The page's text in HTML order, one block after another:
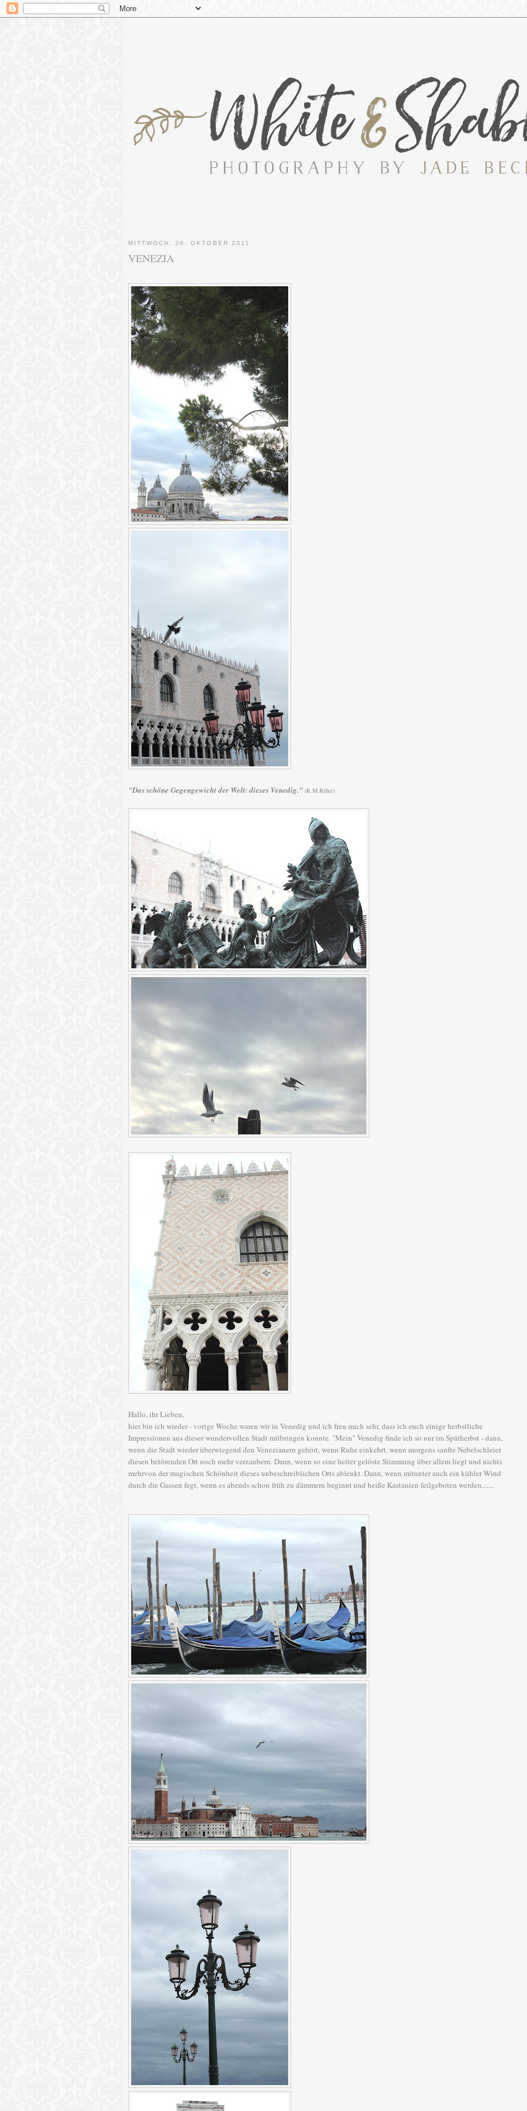
MITTWOCH, 26. OKTOBER 2011
VENEZIA
"Das schöne Gegengewicht der Welt: dieses Venedig." (R.M.Rilke)
Hallo, ihr Lieben,
hier bin ich wieder - vorige Woche waren wir in Venedig und ich freu mich sehr, dass ich euch einige herbstliche
Impressionen aus dieser wundervollen Stadt mitbringen konnte. "Mein" Venedig finde ich so nur im Spätherbst - dann,
wenn die Stadt wieder überwiegend den Venezianern gehört, wenn Ruhe einkehrt, wenn morgens sanfte Nebelschleier
diesen betörenden Ort noch mehr verzaubern. Dann, wenn so eine heiter gelöste Stimmung über allem liegt und nichts
mehrvon der magischen Schönheit dieses unbeschreiblichen Orts ablenkt. Dann, wenn mitunter auch ein kühler Wind
durch die Gassen fegt, wenn es abends schon früh zu dämmern beginnt und heiße Kastanien feilgeboten werden.......